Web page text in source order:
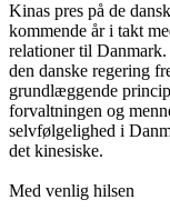
Kinas pres på de
kommende år i takt
relationer til
den danske regering
grundlæggende
forvaltningen og
selvfølgelighed i
det kinesiske.
Med venlig hilsen